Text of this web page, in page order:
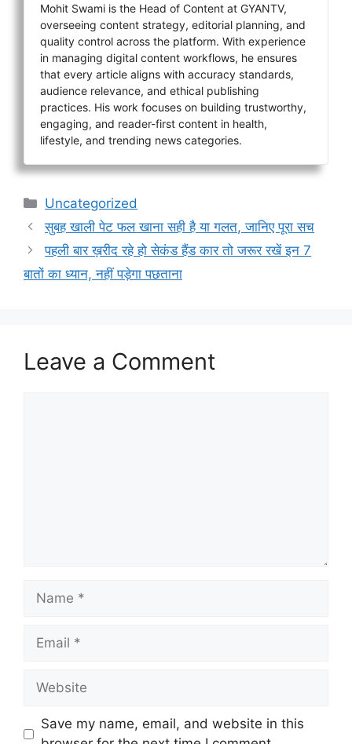
Mohit Swami is the Head of Content at GYANTV,
overseeing content strategy, editorial planning, and
quality control across the platform. With experience
in managing digital content workflows, he ensures
that every article aligns with accuracy standards,
audience relevance, and ethical publishing
practices. His work focuses on building trustworthy,
engaging, and reader-first content in health,
lifestyle, and trending news categories.
Categories
Uncategorized
सुबह खाली पेट फल खाना सही है या गलत, जानिए पूरा सच
पहली बार ख़रीद रहे हो सेकंड हैंड कार तो जरूर रखें इन 7
बातों का ध्यान, नहीं पड़ेगा पछताना
Leave a Comment
Name
Email
Website
Save my name, email, and website in this